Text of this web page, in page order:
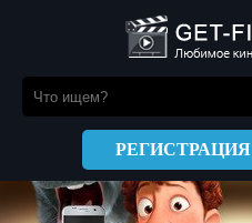
РЕГИСТРАЦИЯ